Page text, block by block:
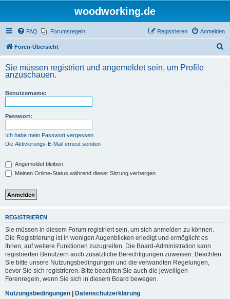
woodworking.de
FAQ Forumsregeln Anmelden
Registrieren
Foren-Übersicht
h
Sie müssen registriert und angemeldet sein, um Profile
anzuschauen.
Benutzername:
Passwort:
Ich habe mein Passwort vergessen
Die Aktivierungs-E-Mail erneut senden
Angemeldet bleiben
Meinen Online-Status während dieser Sitzung verbergen
REGISTRIEREN
Sie müssen in diesem Forum registriert sein, um sich anmelden zu können.
Die Registrierung ist in wenigen Augenblicken erledigt und ermöglicht es
Ihnen, auf weitere Funktionen zuzugreifen. Die Board-Administration kann
registrierten Benutzern auch zusätzliche Berechtigungen zuweisen. Beachten
Sie bitte unsere Nutzungsbedingungen und die verwandten Regelungen,
bevor Sie sich registrieren. Bitte beachten Sie auch die jeweiligen
Forenregeln, wenn Sie sich in diesem Board bewegen.
Nutzungsbedingungen | Datenschutzerklärung